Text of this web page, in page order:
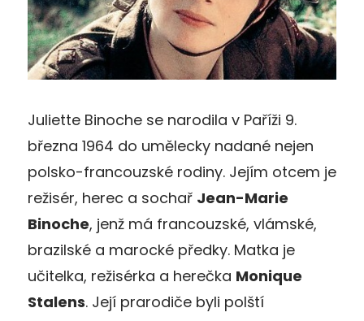
Juliette Binoche se narodila v Paříži 9.
března 1964 do umělecky nadané nejen
polsko-francouzské rodiny. Jejím otcem je
režisér, herec a sochař Jean-Marie
Binoche, jenž má francouzské, vlámské,
brazilské a marocké předky. Matka je
učitelka, režisérka a herečka Monique
Stalens. Její prarodiče byli polští